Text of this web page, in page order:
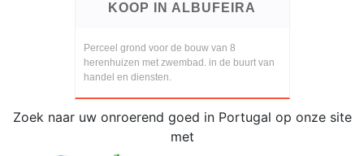
KOOP IN ALBUFEIRA
Perceel grond voor de bouw van 8
herenhuizen met zwembad. in de buurt van
handel en diensten.
Zoek naar uw onroerend goed in Portugal op onze site
met